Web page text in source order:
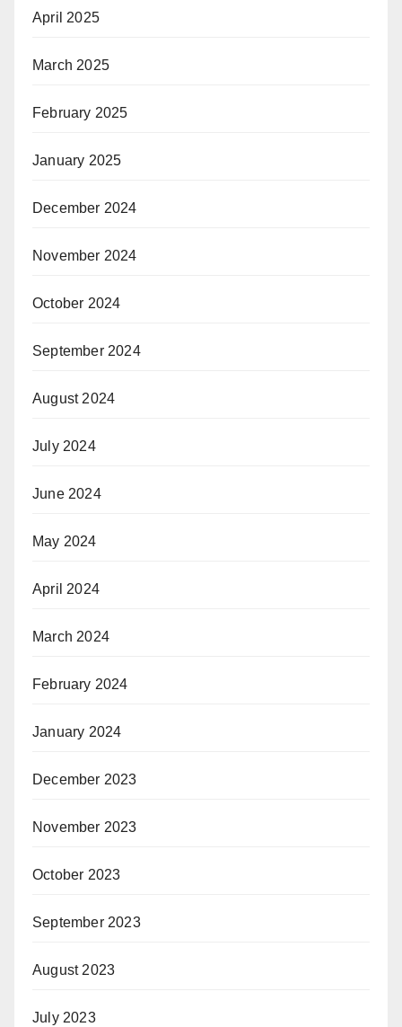
April 2025
March 2025
February 2025
January 2025
December 2024
November 2024
October 2024
September 2024
August 2024
July 2024
June 2024
May 2024
April 2024
March 2024
February 2024
January 2024
December 2023
November 2023
October 2023
September 2023
August 2023
July 2023